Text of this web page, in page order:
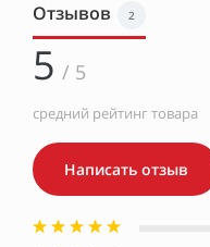
Отзывов 2
5 / 5
средний рейтинг товара
Написать отзыв